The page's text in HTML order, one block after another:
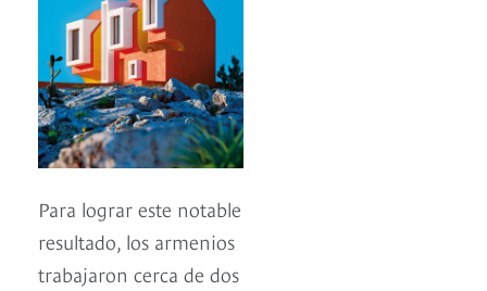
Para lograr este notable
resultado, los armenios
trabajaron cerca de dos